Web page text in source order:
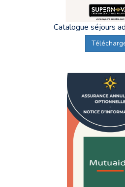
Catalogue séjours